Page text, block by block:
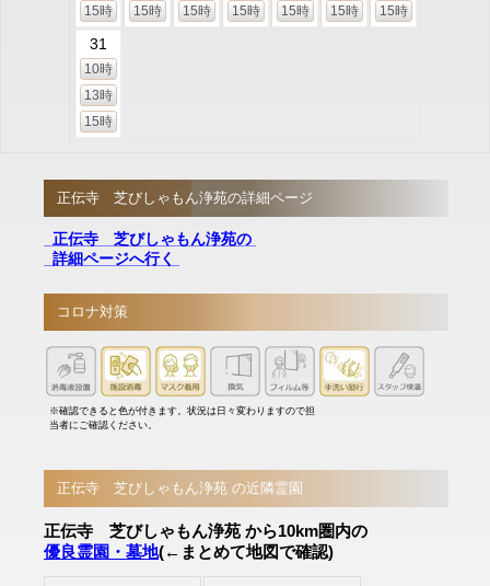
15時
15時
15時
15時
15時
15時
15時
31
10時
13時
15時
正伝寺 芝びしゃもん浄苑の詳細ページ
正伝寺 芝びしゃもん浄苑の
詳細ページへ行く
コロナ対策
※確認できると色が付きます。状況は日々変わりますので担
当者にご確認ください。
正伝寺 芝びしゃもん浄苑 の近隣霊園
正伝寺 芝びしゃもん浄苑 から10km圏内の
優良霊園・墓地(←まとめて地図で確認)